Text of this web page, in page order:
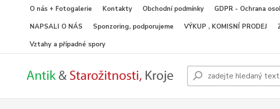
O nás + Fotogalerie Kontakty Obchodní podmínky GDPR - Ochrana
NAPSALI O NÁS
Sponzoring, podporujeme VÝKUP , KOMISNÍ PRODEJ
Vztahy a případné spory